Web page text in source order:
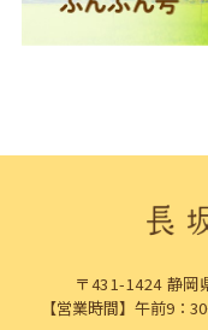
〒431-1424 静岡
【営業時間】午前9：